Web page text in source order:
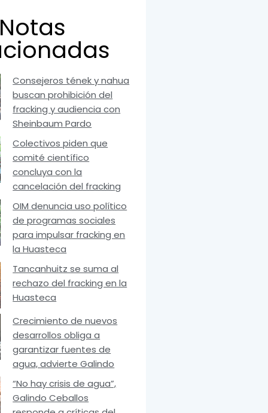
Consejeros tének y nahua
buscan prohibición del
fracking y audiencia con
Sheinbaum Pardo
Colectivos piden que
comité científico
concluya con la
cancelación del fracking
OIM denuncia uso político
de programas sociales
para impulsar fracking en
la Huasteca
Tancanhuitz se suma al
rechazo del fracking en la
Huasteca
Crecimiento de nuevos
desarrollos obliga a
garantizar fuentes de
agua, advierte Galindo
“No hay crisis de agua”,
Galindo Ceballos